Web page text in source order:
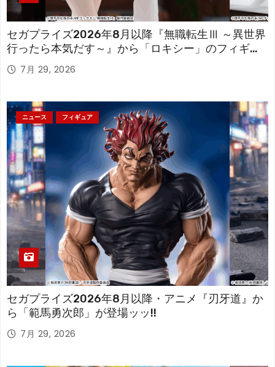
セガプライズ2026年8月以降『無職転生Ⅲ ～異世界
行ったら本気だす～』から「ロキシー」のフィギュ
アが登場！
7月 29, 2026
ニュース フィギュア
セガプライズ2026年8月以降・アニメ『刃牙道』か
ら「範馬勇次郎」が登場ッッ!!
7月 29, 2026